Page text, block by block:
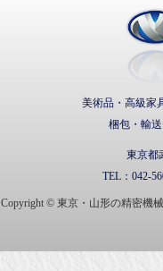
美術品・高級家
梱包・輸
東京都
TEL： 042-
Copyright © 東京・山形の精密機